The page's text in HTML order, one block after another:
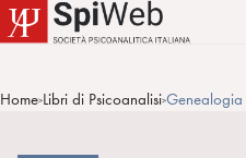
Home>Libri di Psicoanalisi>Genealogia